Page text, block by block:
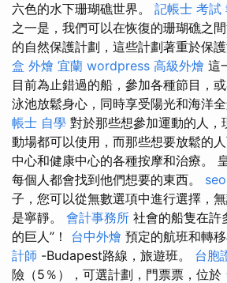
六色的水下珊瑚礁世界。 記帳士 考試
之一是，我們可以在恢復的珊瑚礁之
的自然保護計劃，這些計劃著重於保
盒 外燴 宜蘭 wordpress 高級外燴 這
目前為止錯過的船，參加各種節目，
泳池放鬆身心，同時享受陽光和海洋全
帳士 自學 對於那些想參加運動的人，
動場都可以使用，而那些想要放鬆的
中心和健康中心的各種按摩和治療。
每個人都會找到他們想要的東西。 seo
子，您可以從無數選項中進行選擇，
是寧靜。 會計事務所 社會的船隻在許
的巨人”！ 台中外燴 預定的航班和轉
計師 -Budapest路線，旅遊班。 台胞
險（5％），可選計劃，門票票，位於